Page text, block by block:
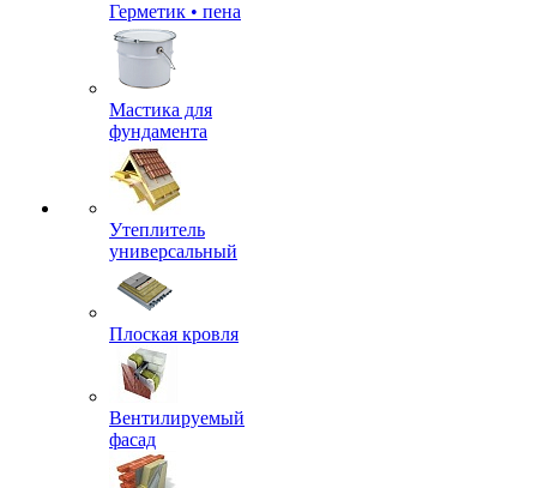
Герметик • пена
Мастика для
фундамента
Утеплитель
универсальный
Плоская кровля
Вентилируемый
фасад